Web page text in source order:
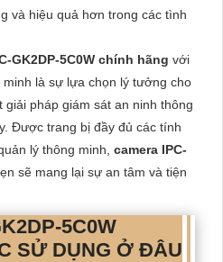
và hiệu quả hơn trong các tình
GK2DP-5C0W chính hãng với
là sự lựa chọn lý tưởng cho
pháp giám sát an ninh thông
Được trang bị đầy đủ các tính
lý thông minh, camera IPC-
sẽ mang lại sự an tâm và tiện
5C0W
SỬ DỤNG Ở ĐÂU